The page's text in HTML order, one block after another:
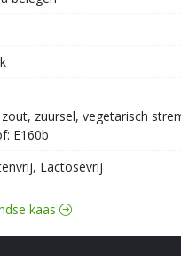
zuursel, vegetarisch
E160b
Lactosevrij
kaas